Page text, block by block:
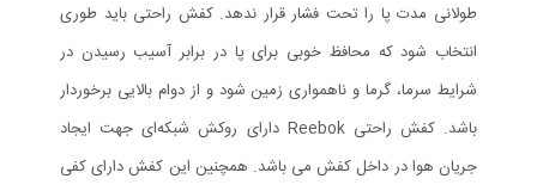
طولانی مدت پا را تحت فشار قرار ندهد. کفش راحتی باید طوری
انتخاب شود که محافظ خوبی برای پا در برابر آسیب رسیدن در
شرایط سرما، گرما و ناهمواری زمین شود و از دوام بالایی برخوردار
باشد. کفش راحتی Reebok دارای روکش شبکه‌ای جهت ایجاد
جریان هوا در داخل کفش می باشد. همچنین این کفش دارای کفی